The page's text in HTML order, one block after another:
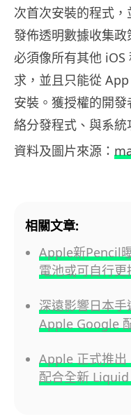
次首次安裝的程式
發佈透明數據收集
必須像所有其他
求，並且只能從
安裝。獲授權的開
絡分發程式、與系統
資料及圖片來源：
相關文章:
Apple新Pencil
電池或可自行更
深遠影響日本
Apple Google
Apple 正式推
配合全新